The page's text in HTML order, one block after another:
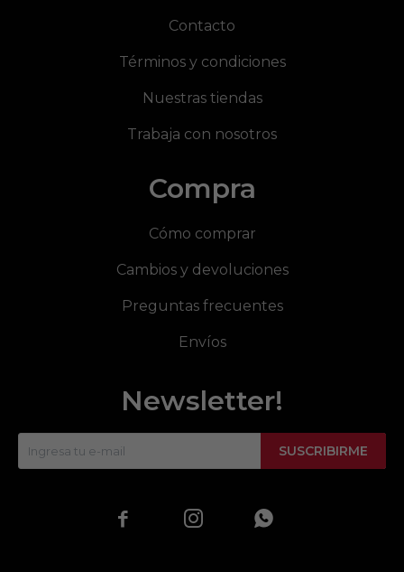
Contacto
Términos y condiciones
Nuestras tiendas
Trabaja con nosotros
Compra
Cómo comprar
Cambios y devoluciones
Preguntas frecuentes
Envíos
Newsletter!
SUSCRIBIRME
  